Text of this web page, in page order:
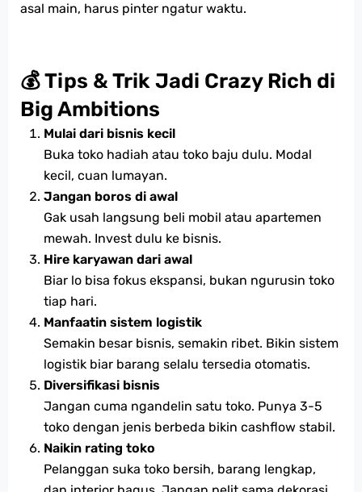
asal main, harus pinter ngatur waktu.
💰 Tips & Trik Jadi Crazy Rich di
Big Ambitions
Mulai dari bisnis kecil
Buka toko hadiah atau toko baju dulu. Modal
kecil, cuan lumayan.
Jangan boros di awal
Gak usah langsung beli mobil atau apartemen
mewah. Invest dulu ke bisnis.
Hire karyawan dari awal
Biar lo bisa fokus ekspansi, bukan ngurusin toko
tiap hari.
Manfaatin sistem logistik
Semakin besar bisnis, semakin ribet. Bikin sistem
logistik biar barang selalu tersedia otomatis.
Diversifikasi bisnis
Jangan cuma ngandelin satu toko. Punya 3-5
toko dengan jenis berbeda bikin cashflow stabil.
Naikin rating toko
Pelanggan suka toko bersih, barang lengkap,